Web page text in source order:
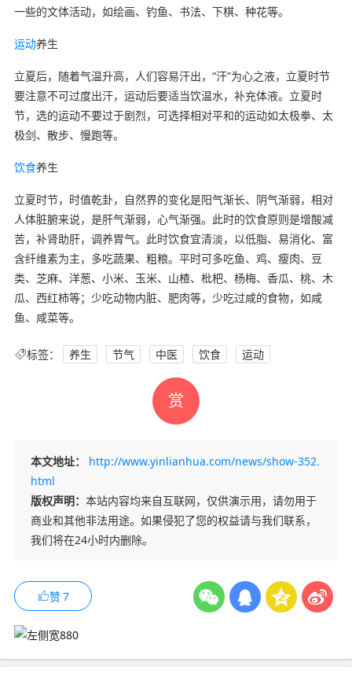
一些的文体活动，如绘画、钓鱼、书法、下棋、种花等。
运动养生
立夏后，随着气温升高，人们容易汗出，“汗”为心之液，立夏时节
要注意不可过度出汗，运动后要适当饮温水，补充体液。立夏时
节，选的运动不要过于剧烈，可选择相对平和的运动如太极拳、太
极剑、散步、慢跑等。
饮食养生
立夏时节，时值乾卦，自然界的变化是阳气渐长、阴气渐弱，相对
人体脏腑来说，是肝气渐弱，心气渐强。此时的饮食原则是增酸减
苦，补肾助肝，调养胃气。此时饮食宜清淡，以低脂、易消化、富
含纤维素为主，多吃蔬果、粗粮。平时可多吃鱼、鸡、瘦肉、豆
类、芝麻、洋葱、小米、玉米、山楂、枇杷、杨梅、香瓜、桃、木
瓜、西红柿等；少吃动物内脏、肥肉等，少吃过咸的食物，如咸
鱼、咸菜等。
标签： 养生 节气 中医 饮食 运动
赏
本文地址：
http://www.yinlianhua.com/news/show-352.
html
版权声明： 本站内容均来自互联网，仅供演示用，请勿用于
商业和其他非法用途。如果侵犯了您的权益请与我们联系，
我们将在24小时内删除。
赞7